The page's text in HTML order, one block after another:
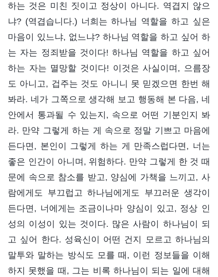
하는 것은 미친 짓이고 정상이 아니다. 역겹지 않으
냐? (역겹습니다.) 너희는 하나님 역할을 하고 싶은
마음이 있느냐, 없느냐? 하나님 역할을 하고 싶어 하
는 자는 정죄받을 것이다! 하나님 역할을 하고 싶어
하는 자는 멸망할 것이다! 이것은 사실이며, 으름장
도 아니고, 겁주는 것도 아니니 못 믿겠으면 한번 해
봐라. 네가 그쪽으로 생각해 보고 행동해 본 다음, 네
안에서 통과될 수 있는지, 속으로 어떤 기분인지 봐
라. 만약 그렇게 하는 게 속으로 정말 기쁘고 마음에
든다면, 본인이 그렇게 하는 게 만족스럽다면, 너는
좋은 인간이 아니며, 위험하다. 만약 그렇게 한 것 때
문에 속으로 참소를 받고, 양심에 가책을 느끼고, 사
람에게도 부끄럽고 하나님에게도 부끄러운 생각이
든다면, 너에게는 조금이나마 양심이 있고, 정상 인
성의 이성이 있는 것이다. 많은 사람이 하나님이 되
고 싶어 한다. 성육신이 어떤 건지 모르고 하나님의
말투와 말하는 방식도 모를 때, 이런 정보들을 이해
하지 못했을 때, 그는 비록 하나님이 되는 일에 대해